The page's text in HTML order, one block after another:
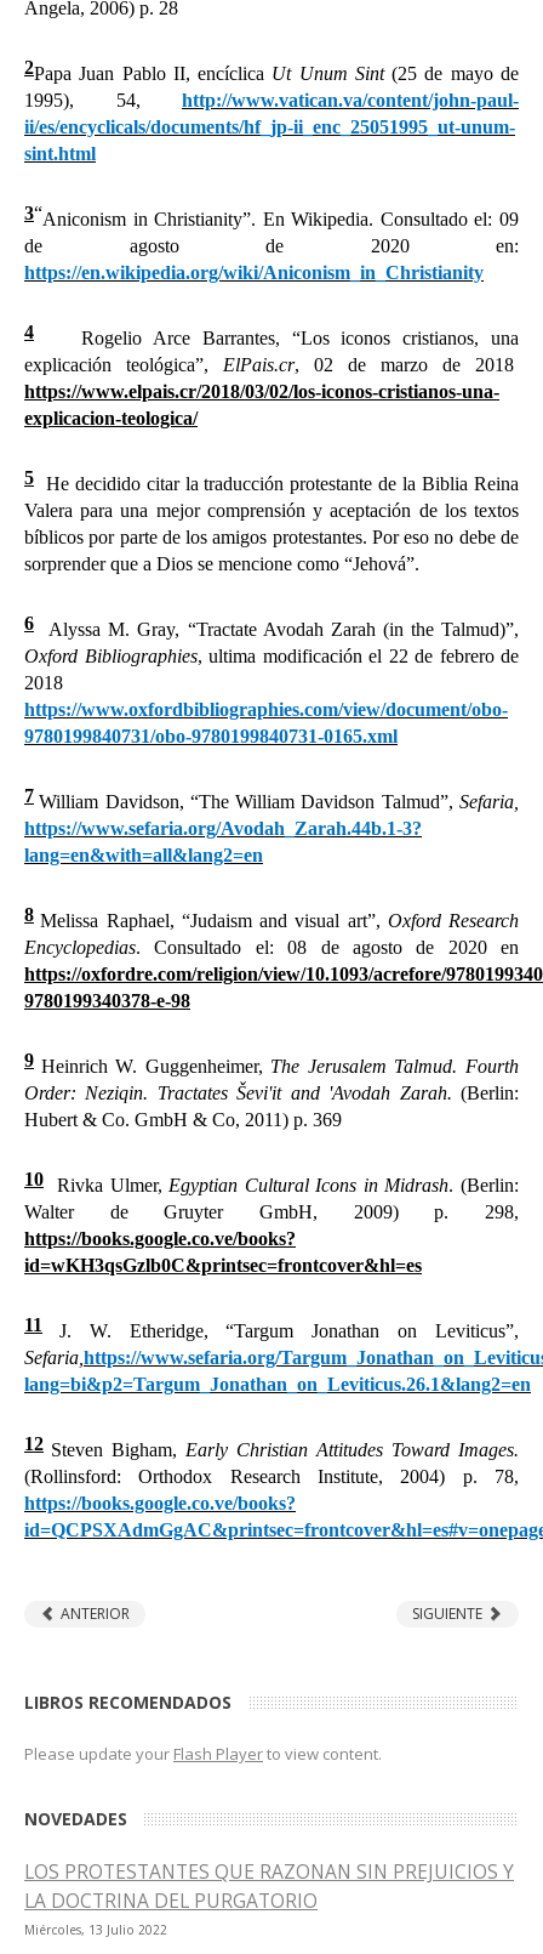
Angela, 2006) p. 28
2Papa Juan Pablo II, encíclica Ut Unum Sint(25 de mayo de
1995), 54, http://www.vatican.va/content/john-paul-
ii/es/encyclicals/documents/hf_jp-ii_enc_25051995_ut-unum-
sint.html
3“Aniconism in Christianity”. En Wikipedia. Consultado el: 09
de agosto de 2020 en:
https://en.wikipedia.org/wiki/Aniconism_in_Christianity
4
Rogelio Arce Barrantes, “Los iconos cristianos, una
explicación teológica”, ElPais.cr, 02 de marzo de 2018
https://www.elpais.cr/2018/03/02/los-iconos-cristianos-una-
explicacion-teologica/
5 He decidido citar la traducción protestante de la Biblia Reina
Valera para una mejor comprensión y aceptación de los textos
bíblicos por parte de los amigos protestantes. Por eso no debe de
sorprender que a Dios se mencione como “Jehová”.
6
Alyssa M. Gray, “Tractate Avodah Zarah (in the Talmud)”,
Oxford Bibliographies, ultima modificación el 22 de febrero de
2018
https://www.oxfordbibliographies.com/view/document/obo-
9780199840731/obo-9780199840731-0165.xml
7 William Davidson, “The William Davidson Talmud”,Sefaria,
https://www.sefaria.org/Avodah_Zarah.44b.1-3?
lang=en&with=all&lang2=en
8 Melissa Raphael, “Judaism and visual art”, Oxford Research
Encyclopedias.Consultado el: 08 de agosto de 2020 en
https://oxfordre.com/religion/view/10.1093/acrefore/
9780199340378-e-98
9 Heinrich W. Guggenheimer, The Jerusalem Talmud. Fourth
Order: Neziqin. Tractates Ševi'it and 'Avodah Zarah. (Berlin:
Hubert & Co. GmbH & Co, 2011) p. 369
10 Rivka Ulmer, Egyptian Cultural Icons in Midrash. (Berlin:
Walter de Gruyter GmbH, 2009) p. 298,
https://books.google.co.ve/books?
id=wKH3qsGzlb0C&printsec=frontcover&hl=es
11 J. W. Etheridge, “Targum Jonathan on Leviticus”,
Sefaria, https://www.sefaria.org/
lang=bi&p2=Targum_Jonathan_on_Leviticus.26.1&lang2=en
12 Steven Bigham, Early Christian Attitudes Toward Images.
(Rollinsford: Orthodox Research Institute, 2004) p. 78,
https://books.google.co.ve/books?
ANTERIOR SIGUIENTE
LIBROS RECOMENDADOS
Please update your Flash Playerto view content.
NOVEDADES
LOS PROTESTANTES QUE RAZONAN SIN PREJUICIOS Y
LA DOCTRINA DEL PURGATORIO
Miércoles, 13 Julio 2022